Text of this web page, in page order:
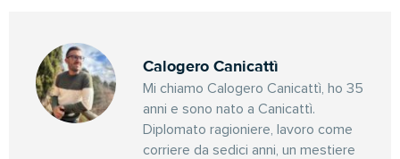
Calogero Canicattì
Mi chiamo Calogero Canicattì, ho 35
anni e sono nato a Canicattì.
Diplomato ragioniere, lavoro come
corriere da sedici anni, un mestiere